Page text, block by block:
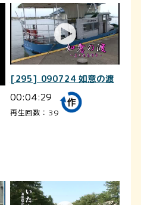
[295] 090724 如意の渡
00:04:29
再生回数：39